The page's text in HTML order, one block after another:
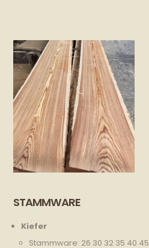
STAMMWARE
Kiefer
Stammware: 26 30 32 35 40